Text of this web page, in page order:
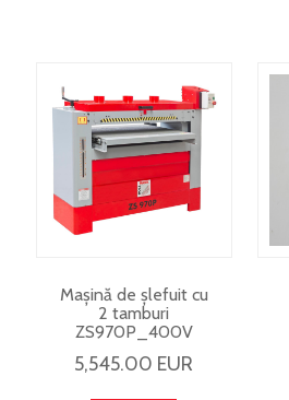
Mașină de șlefuit cu
2 tamburi
ZS970P_400V
5,545.00 EUR